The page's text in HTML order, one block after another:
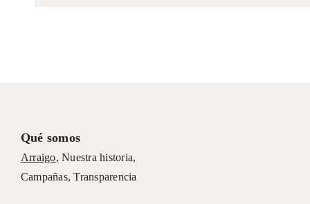
Qué somos
Arraigo,Nuestra historia,
Campañas, Transparencia